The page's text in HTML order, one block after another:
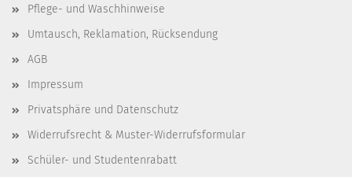
Pflege- und Waschhinweise
Umtausch, Reklamation, Rücksendung
AGB
Impressum
Privatsphäre und Datenschutz
Widerrufsrecht & Muster-Widerrufsformular
Schüler- und Studentenrabatt